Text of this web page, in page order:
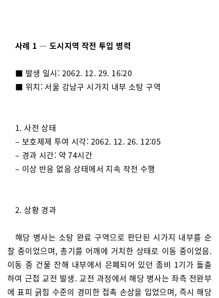
사례 1 — 도시지역 작전 투입 병력
■ 발생 일시: 2062. 12. 29. 16:20
■ 위치: 서울 강남구 시가지 내부 소탕 구역
1. 사전 상태
– 보호제제 투여 시각: 2062. 12. 26. 12:05
– 경과 시간: 약 74시간
– 이상 반응 없음 상태에서 지속 작전 수행
2. 상황 경과
해당 병사는 소탕 완료 구역으로 판단된 시가지 내부를 순
찰 중이었으며, 총기를 어깨에 거치한 상태로 이동 중이었음.
이동 중 건물 잔해 내부에서 은폐되어 있던 좀비 1기가 돌출
하여 근접 교전 발생. 교전 과정에서 해당 병사는 좌측 전완부
에 표피 긁힘 수준의 경미한 접촉 손상을 입었으며, 즉시 해당